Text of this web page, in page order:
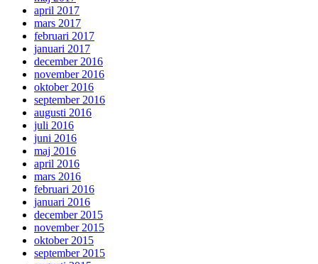
april 2017
mars 2017
februari 2017
januari 2017
december 2016
november 2016
oktober 2016
september 2016
augusti 2016
juli 2016
juni 2016
maj 2016
april 2016
mars 2016
februari 2016
januari 2016
december 2015
november 2015
oktober 2015
september 2015